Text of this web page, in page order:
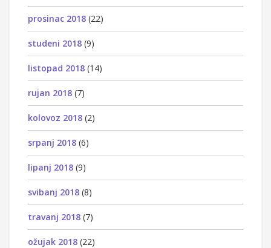
prosinac 2018 (22)
studeni 2018 (9)
listopad 2018 (14)
rujan 2018 (7)
kolovoz 2018 (2)
srpanj 2018 (6)
lipanj 2018 (9)
svibanj 2018 (8)
travanj 2018 (7)
ožujak 2018 (22)